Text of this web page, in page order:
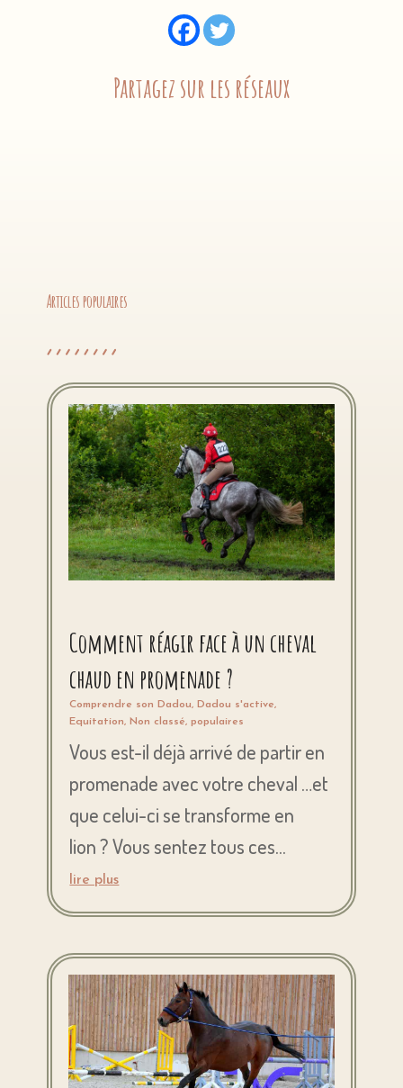
Partagez sur les réseaux
Articles populaires
Comment réagir face à un cheval
chaud en promenade ?
Comprendre son Dadou,Dadou s'active,
Equitation,Non classé,populaires
Vous est-il déjà arrivé de partir en
promenade avec votre cheval …et
que celui-ci se transforme en
lion ? Vous sentez tous ces...
lire plus